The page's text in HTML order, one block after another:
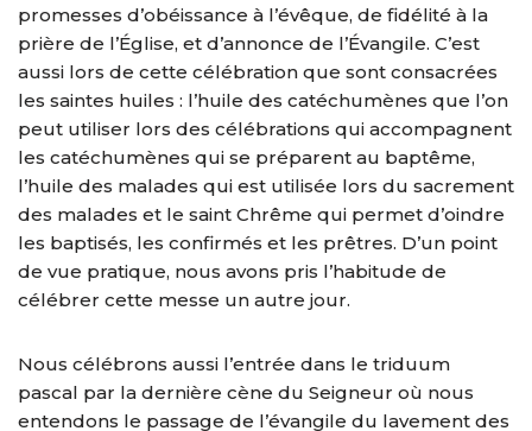
promesses d’obéissance à l’évêque, de fidélité à la
prière de l’Église, et d’annonce de l’Évangile. C’est
aussi lors de cette célébration que sont consacrées
les saintes huiles : l’huile des catéchumènes que l’on
peut utiliser lors des célébrations qui accompagnent
les catéchumènes qui se préparent au baptême,
l’huile des malades qui est utilisée lors du sacrement
des malades et le saint Chrême qui permet d’oindre
les baptisés, les confirmés et les prêtres. D’un point
de vue pratique, nous avons pris l’habitude de
célébrer cette messe un autre jour.
Nous célébrons aussi l’entrée dans le triduum
pascal par la dernière cène du Seigneur où nous
entendons le passage de l’évangile du lavement des